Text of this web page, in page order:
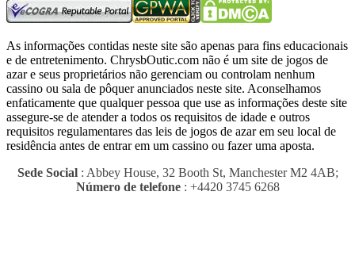
As informações contidas neste site são apenas para fins educacionais
e de entretenimento. ChrysbOutic.com não é um site de jogos de
azar e seus proprietários não gerenciam ou controlam nenhum
cassino ou sala de pôquer anunciados neste site. Aconselhamos
enfaticamente que qualquer pessoa que use as informações deste site
assegure-se de atender a todos os requisitos de idade e outros
requisitos regulamentares das leis de jogos de azar em seu local de
residência antes de entrar em um cassino ou fazer uma aposta.
Sede Social: Abbey House, 32 Booth St, Manchester M2 4AB;
Número de telefone: +4420 3745 6268